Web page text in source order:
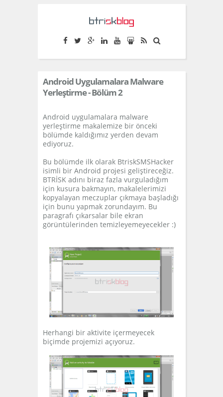
Android Uygulamalara Malware
Yerleştirme - Bölüm 2
Android uygulamalara malware
yerleştirme makalemize bir önceki
bölümde kaldığımız yerden devam
ediyoruz.
Bu bölümde ilk olarak BtriskSMSHacker
isimli bir Android projesi geliştireceğiz.
BTRİSK adını biraz fazla vurguladığım
için kusura bakmayın, makalelerimizi
kopyalayan meczuplar çıkmaya başladığı
için bunu yapmak zorundayım. Bu
paragrafı çıkarsalar bile ekran
görüntülerinden temizleyemeyecekler :)
Herhangi bir aktivite içermeyecek
biçimde projemizi açıyoruz.